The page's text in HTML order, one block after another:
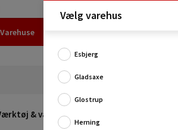
Varehuse
& værksted
Vælg varehus
Esbjerg
Gladsaxe
Glostrup
Herning